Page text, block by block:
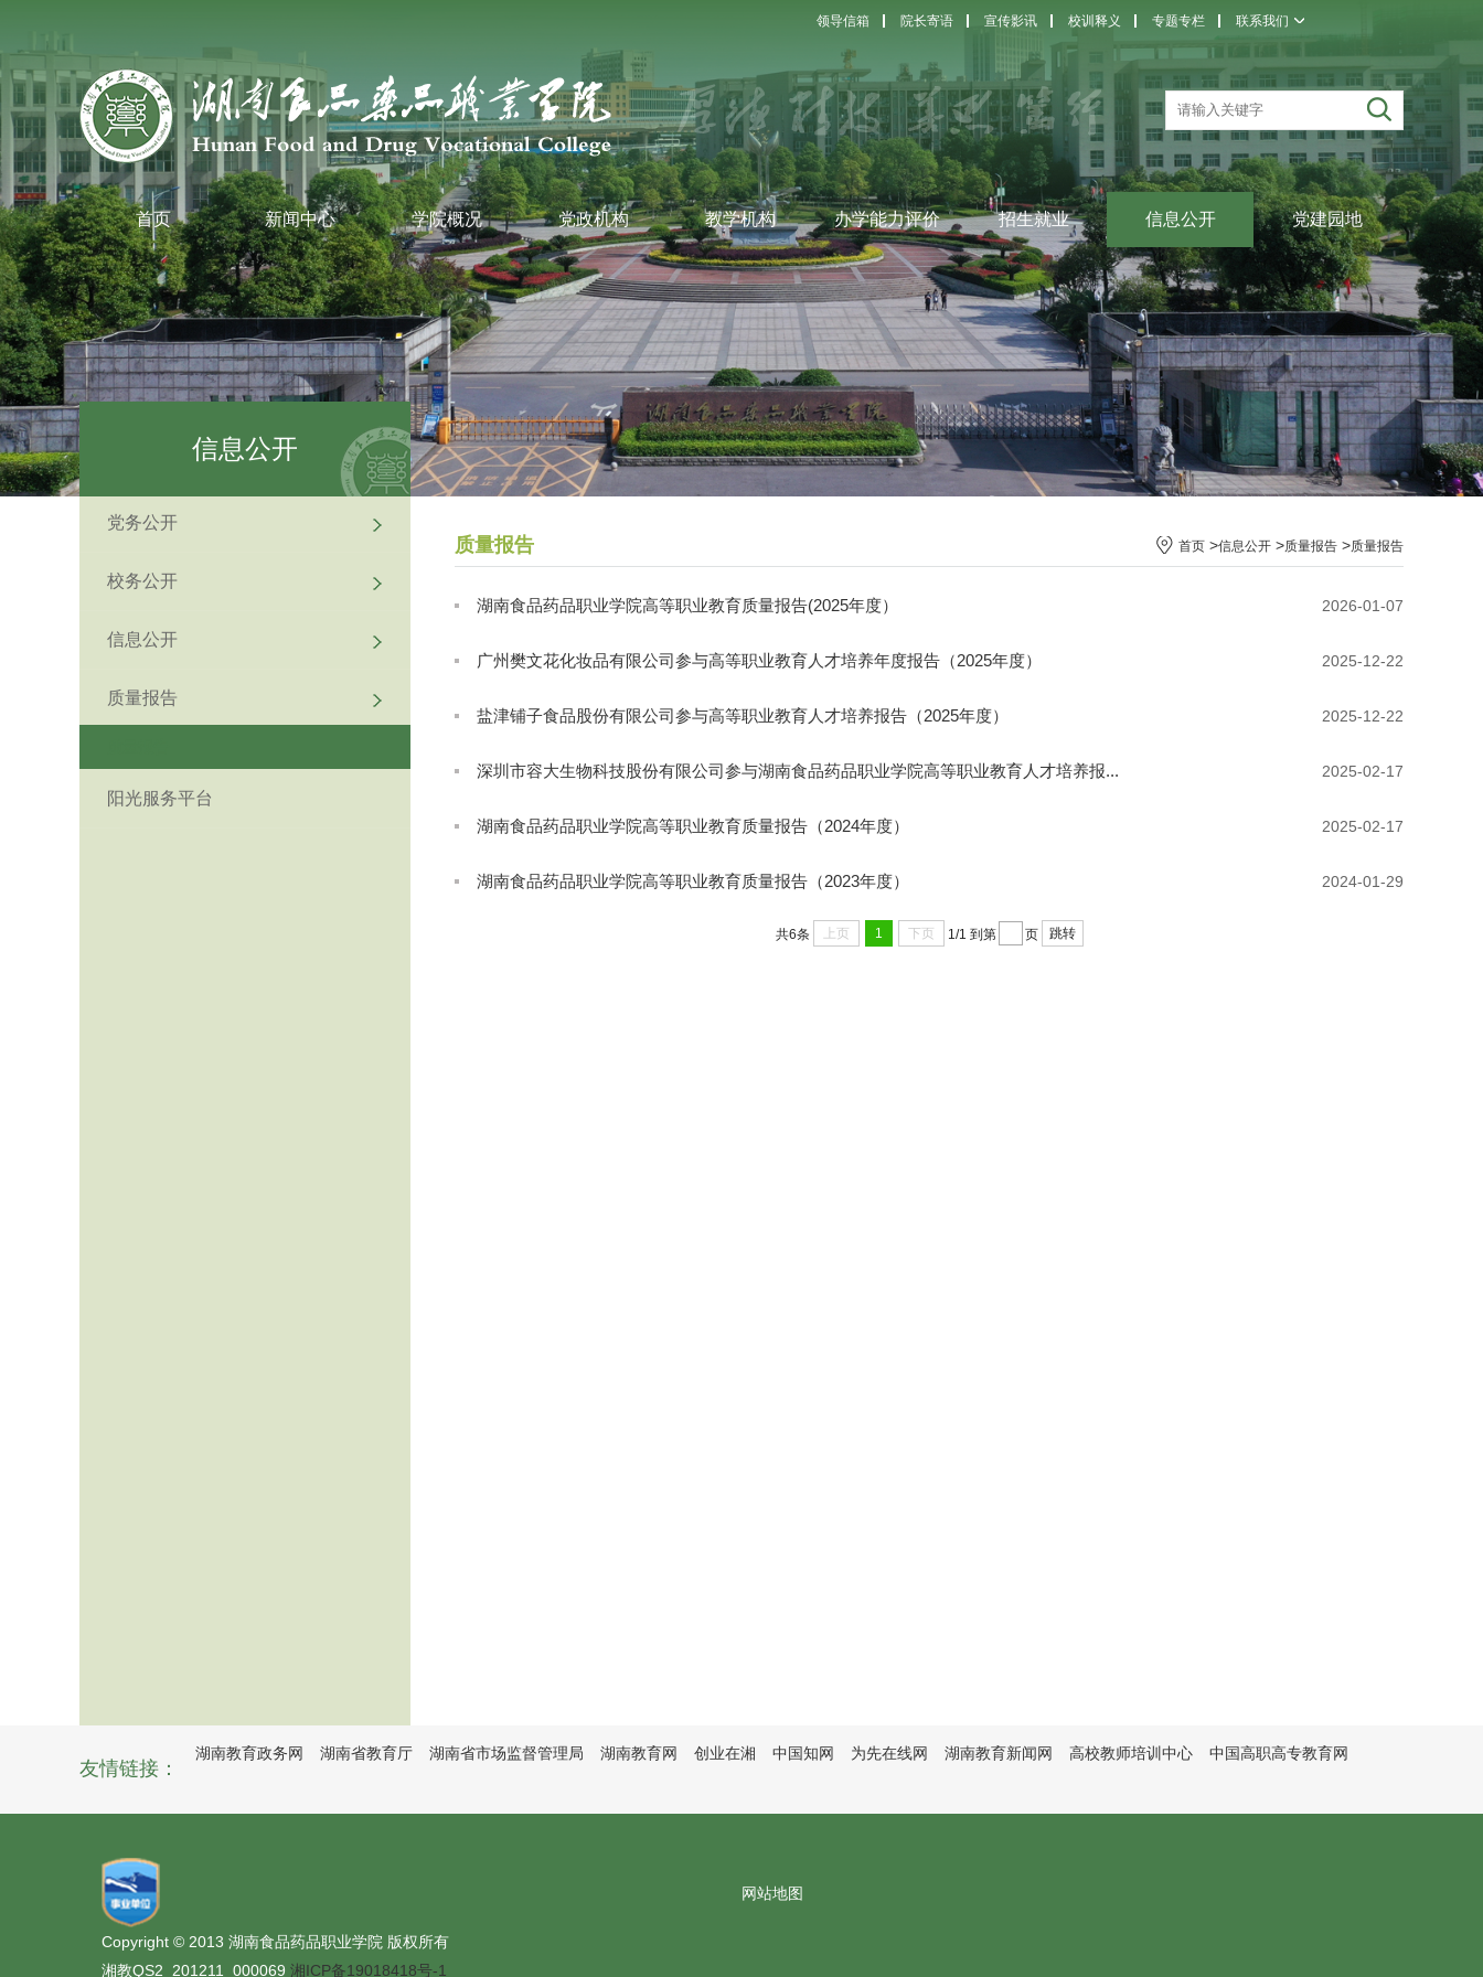
领导信箱 院长寄语 宣传影讯 校训释义 专题专栏 联系我们
首页 新闻中心 学院概况 党政机构 教学机构 办学能力评价 招生就业 信息公开 党建园地
信息公开
党务公开
校务公开
信息公开
质量报告
阳光服务平台
质量报告 首页 >信息公开 >质量报告 >质量报告
2026-01-07
湖南食品药品职业学院高等职业教育质量报告(2025年度）
2025-12-22
广州樊文花化妆品有限公司参与高等职业教育人才培养年度报告（2025年度）
2025-12-22
盐津铺子食品股份有限公司参与高等职业教育人才培养报告（2025年度）
2025-02-17
深圳市容大生物科技股份有限公司参与湖南食品药品职业学院高等职业教育人才培养报...
2025-02-17
湖南食品药品职业学院高等职业教育质量报告（2024年度）
2024-01-29
湖南食品药品职业学院高等职业教育质量报告（2023年度）
共6条 上页 1 下页 1/1 到第 页 跳转
友情链接：
湖南教育政务网 湖南省教育厅 湖南省市场监督管理局 湖南教育网 创业在湘 中国知网 为先在线网 湖南教育新闻网 高校教师培训中心 中国高职高专教育网
Copyright © 2013 湖南食品药品职业学院 版权所有
湘教QS2_201211_000069 湘ICP备19018418号-1
网站地图